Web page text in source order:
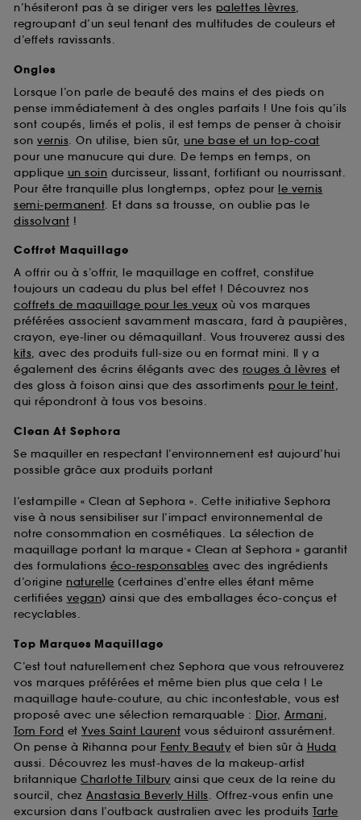
n’hésiteront pas à se diriger vers les palettes lèvres,
regroupant d’un seul tenant des multitudes de couleurs et
d’effets ravissants.
Ongles
Lorsque l’on parle de beauté des mains et des pieds on
pense immédiatement à des ongles parfaits ! Une fois qu’ils
sont coupés, limés et polis, il est temps de penser à choisir
son vernis. On utilise, bien sûr, une base et un top-coat
pour une manucure qui dure. De temps en temps, on
applique un soin durcisseur, lissant, fortifiant ou nourrissant.
Pour être tranquille plus longtemps, optez pour le vernis
semi-permanent. Et dans sa trousse, on oublie pas le
dissolvant !
Coffret Maquillage
A offrir ou à s’offrir, le maquillage en coffret, constitue
toujours un cadeau du plus bel effet ! Découvrez nos
coffrets de maquillage pour les yeux où vos marques
préférées associent savamment mascara, fard à paupières,
crayon, eye-liner ou démaquillant. Vous trouverez aussi des
kits, avec des produits full-size ou en format mini. Il y a
également des écrins élégants avec des rouges à lèvres et
des gloss à foison ainsi que des assortiments pour le teint,
qui répondront à tous vos besoins.
Clean At Sephora
Se maquiller en respectant l’environnement est aujourd’hui
possible grâce aux produits portant
l’estampille « Clean at Sephora ». Cette initiative Sephora
vise à nous sensibiliser sur l’impact environnemental de
notre consommation en cosmétiques. La sélection de
maquillage portant la marque « Clean at Sephora » garantit
des formulations éco-responsables avec des ingrédients
d’origine naturelle (certaines d’entre elles étant même
certifiées vegan) ainsi que des emballages éco-conçus et
recyclables.
Top Marques Maquillage
C’est tout naturellement chez Sephora que vous retrouverez
vos marques préférées et même bien plus que cela ! Le
maquillage haute-couture, au chic incontestable, vous est
proposé avec une sélection remarquable : Dior, Armani,
Tom Ford et Yves Saint Laurent vous séduiront assurément.
On pense à Rihanna pour Fenty Beauty et bien sûr à Huda
aussi. Découvrez les must-haves de la makeup-artist
britannique Charlotte Tilbury ainsi que ceux de la reine du
sourcil, chez Anastasia Beverly Hills. Offrez-vous enfin une
excursion dans l’outback australien avec les produits Tarte